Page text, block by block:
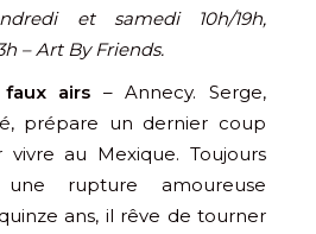
et samedi 10h/19h,
– Art By Friends.
airs – Annecy. Serge,
prépare un dernier coup
au Mexique. Toujours
rupture amoureuse
ans, il rêve de tourner